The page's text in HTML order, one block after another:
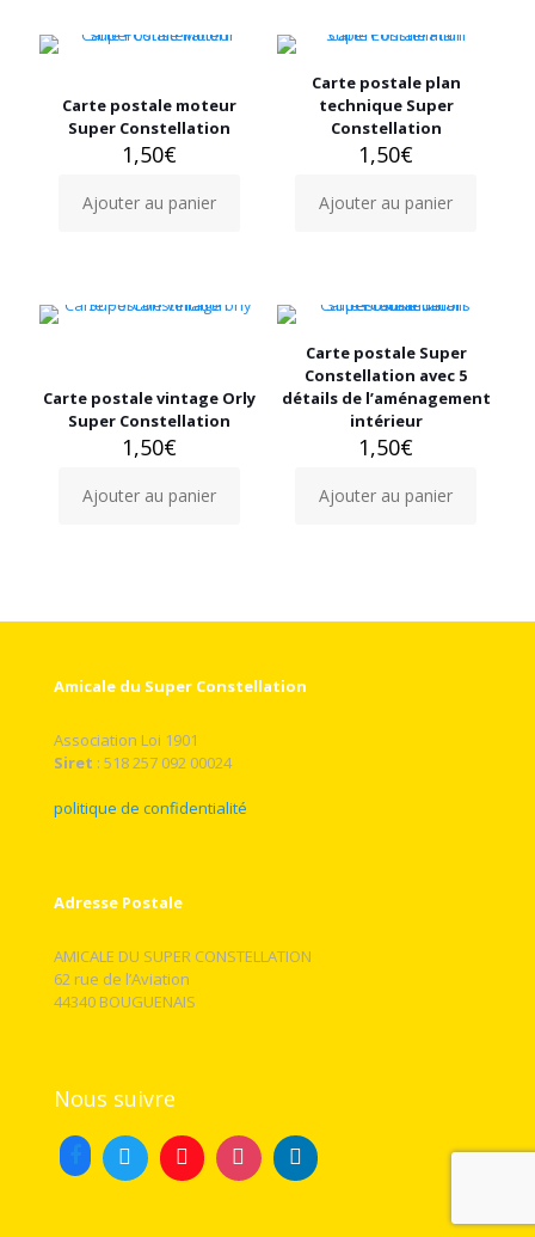
Carte postale moteur
Super Constellation
1,50€
Ajouter au panier
Carte postale plan
technique Super
Constellation
1,50€
Ajouter au panier
Carte postale vintage Orly
Super Constellation
1,50€
Ajouter au panier
Carte postale Super
Constellation avec 5
détails de l’aménagement
intérieur
1,50€
Ajouter au panier
Amicale du Super Constellation
Association Loi 1901
Siret : 518 257 092 00024
politique de confidentialité
Adresse Postale
AMICALE DU SUPER CONSTELLATION
62 rue de l’Aviation
44340 BOUGUENAIS
Nous suivre